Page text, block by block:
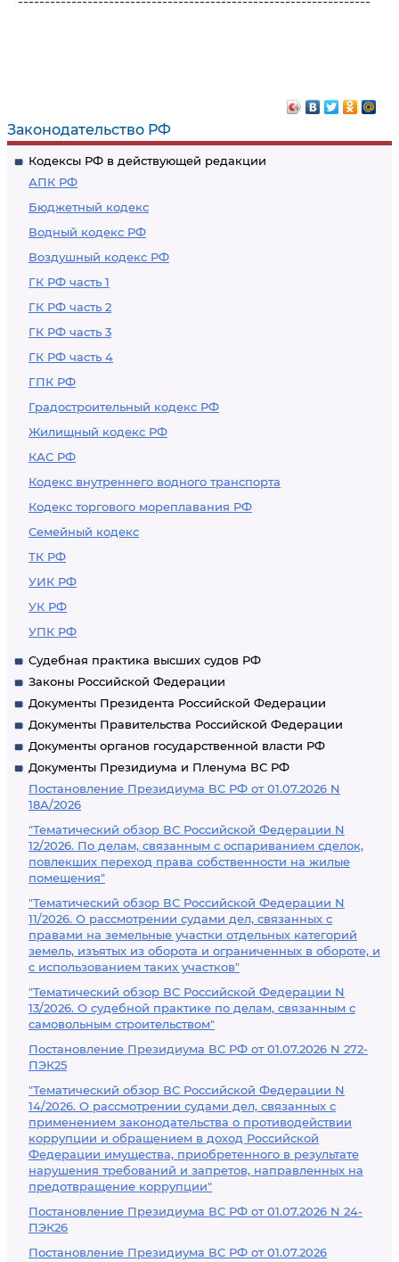
Законодательство РФ
Кодексы РФ в действующей редакции
АПК РФ
Бюджетный кодекс
Водный кодекс РФ
Воздушный кодекс РФ
ГК РФ часть 1
ГК РФ часть 2
ГК РФ часть 3
ГК РФ часть 4
ГПК РФ
Градостроительный кодекс РФ
Жилищный кодекс РФ
КАС РФ
Кодекс внутреннего водного транспорта
Кодекс торгового мореплавания РФ
Семейный кодекс
ТК РФ
УИК РФ
УК РФ
УПК РФ
Судебная практика высших судов РФ
Законы Российской Федерации
Документы Президента Российской Федерации
Документы Правительства Российской Федерации
Документы органов государственной власти РФ
Документы Президиума и Пленума ВС РФ
Постановление Президиума ВС РФ от 01.07.2026 N
18А/2026
"Тематический обзор ВС Российской Федерации N
12/2026. По делам, связанным с оспариванием сделок,
повлекших переход права собственности на жилые
помещения"
"Тематический обзор ВС Российской Федерации N
11/2026. О рассмотрении судами дел, связанных с
правами на земельные участки отдельных категорий
земель, изъятых из оборота и ограниченных в обороте, и
с использованием таких участков"
"Тематический обзор ВС Российской Федерации N
13/2026. О судебной практике по делам, связанным с
самовольным строительством"
Постановление Президиума ВС РФ от 01.07.2026 N 272-
ПЭК25
"Тематический обзор ВС Российской Федерации N
14/2026. О рассмотрении судами дел, связанных с
применением законодательства о противодействии
коррупции и обращением в доход Российской
Федерации имущества, приобретенного в результате
нарушения требований и запретов, направленных на
предотвращение коррупции"
Постановление Президиума ВС РФ от 01.07.2026 N 24-
ПЭК26
Постановление Президиума ВС РФ от 01.07.2026